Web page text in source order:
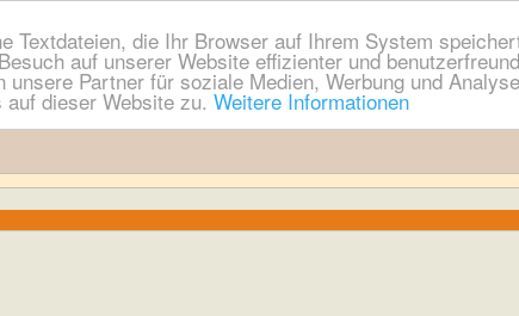
Textdateien, die Ihr Browser auf Ihrem System
auf unserer Website effizienter und
Partner für soziale Medien, Werbung und
dieser Website zu. Weitere Informationen